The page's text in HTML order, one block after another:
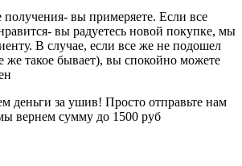
получения- вы примеряете. Если все
вы радуетесь новой покупке, мы
В случае, если все же не подошел
же такое бывает), вы спокойно можете
деньги за ушив! Просто отправьте нам
вернем сумму до 1500 руб